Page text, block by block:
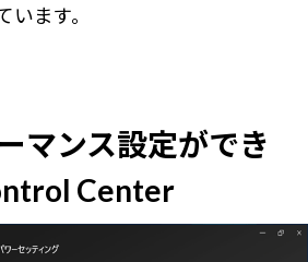
います。
マンス設定ができ
Center